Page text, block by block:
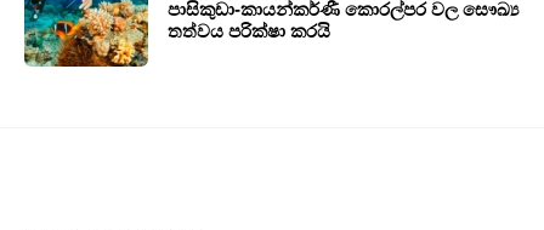
පාසිකුඩා-කායන්කර්ණී කොරල්පර වල සෞඛ්‍ය
තත්වය පරික්ෂා කරයි